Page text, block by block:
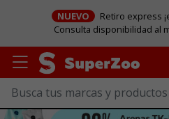
NUEVO
Retiro express
Consulta disponibilidad al